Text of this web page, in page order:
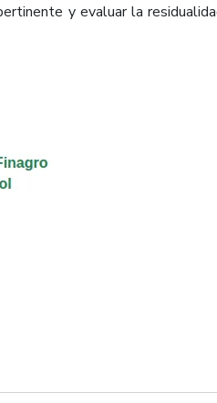
y evaluar la